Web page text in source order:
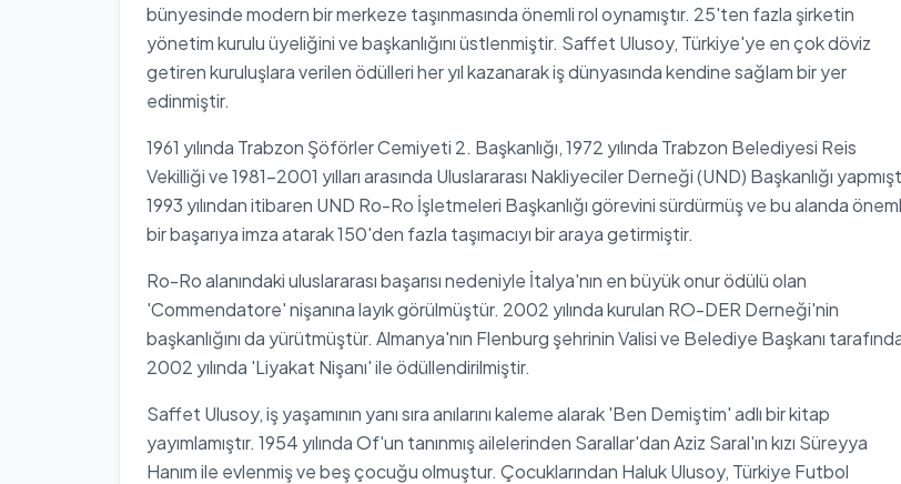
bünyesinde modern bir merkeze taşınmasında önemli rol oynamıştır. 25'ten fazla şirketin
yönetim kurulu üyeliğini ve başkanlığını üstlenmiştir. Saffet Ulusoy, Türkiye'ye en çok döviz
getiren kuruluşlara verilen ödülleri her yıl kazanarak iş dünyasında kendine sağlam bir yer
edinmiştir.
1961 yılında Trabzon Şöförler Cemiyeti 2. Başkanlığı, 1972 yılında Trabzon Belediyesi Reis
Vekilliği ve 1981-2001 yılları arasında Uluslararası Nakliyeciler Derneği (UND) Başkanlığı
1993 yılından itibaren UND Ro-Ro İşletmeleri Başkanlığı görevini sürdürmüş ve bu alanda
bir başarıya imza atarak 150'den fazla taşımacıyı bir araya getirmiştir.
Ro-Ro alanındaki uluslararası başarısı nedeniyle İtalya'nın en büyük onur ödülü olan
'Commendatore' nişanına layık görülmüştür. 2002 yılında kurulan RO-DER Derneği'nin
başkanlığını da yürütmüştür. Almanya'nın Flenburg şehrinin Valisi ve Belediye Başkanı
2002 yılında 'Liyakat Nişanı' ile ödüllendirilmiştir.
Saffet Ulusoy, iş yaşamının yanı sıra anılarını kaleme alarak 'Ben Demiştim' adlı bir kitap
yayımlamıştır. 1954 yılında Of'un tanınmış ailelerinden Sarallar'dan Aziz Saral'ın kızı Süreyya
Hanım ile evlenmiş ve beş çocuğu olmuştur. Çocuklarından Haluk Ulusoy, Türkiye Futbol